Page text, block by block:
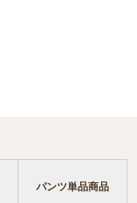
パンツ単品商品